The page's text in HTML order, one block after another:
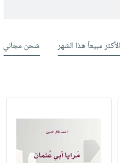
الأكثر مبيعاً هذا الشهر شحن مجاني